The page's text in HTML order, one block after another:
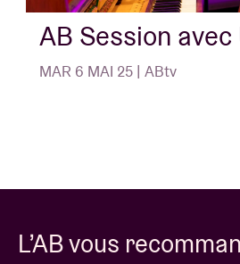
région de Salento, dans le sud
L’événement est organisé en
, une initiative
européens et des
place de la musique et de la
AB Session avec
MAR 6 MAI 25 | ABtv
L’AB vous